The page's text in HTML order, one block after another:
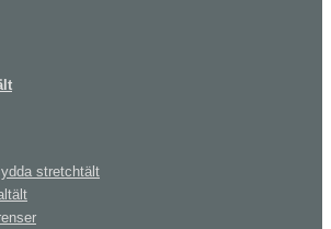
stretchtält